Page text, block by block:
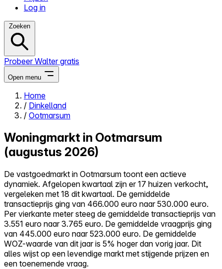
Log in
Zoeken
Probeer Walter gratis
Open menu
Close menu
Alles-in-één
Reviews
Prijzen
Log in
Probeer Walter gratis
Home
/ Dinkelland
/ Ootmarsum
Woningmarkt in Ootmarsum
(augustus 2026)
De vastgoedmarkt in Ootmarsum toont een actieve
dynamiek. Afgelopen kwartaal zijn er 17 huizen verkocht,
vergeleken met 18 dit kwartaal. De gemiddelde
transactieprijs ging van 466.000 euro naar 530.000 euro.
Per vierkante meter steeg de gemiddelde transactieprijs van
3.551 euro naar 3.765 euro. De gemiddelde vraagprijs ging
van 445.000 euro naar 523.000 euro. De gemiddelde
WOZ-waarde van dit jaar is 5% hoger dan vorig jaar. Dit
alles wijst op een levendige markt met stijgende prijzen en
een toenemende vraag.